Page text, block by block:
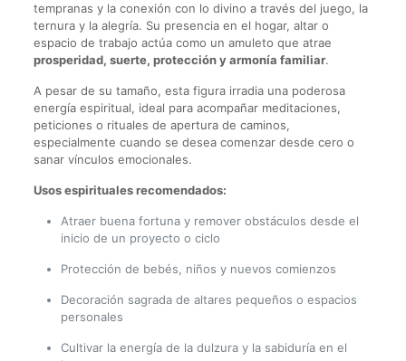
tempranas y la conexión con lo divino a través del juego, la
ternura y la alegría. Su presencia en el hogar, altar o
espacio de trabajo actúa como un amuleto que atrae
prosperidad, suerte, protección y armonía familiar.
A pesar de su tamaño, esta figura irradia una poderosa
energía espiritual, ideal para acompañar meditaciones,
peticiones o rituales de apertura de caminos,
especialmente cuando se desea comenzar desde cero o
sanar vínculos emocionales.
Usos espirituales recomendados:
Atraer buena fortuna y remover obstáculos desde el
inicio de un proyecto o ciclo
Protección de bebés, niños y nuevos comienzos
Decoración sagrada de altares pequeños o espacios
personales
Cultivar la energía de la dulzura y la sabiduría en el